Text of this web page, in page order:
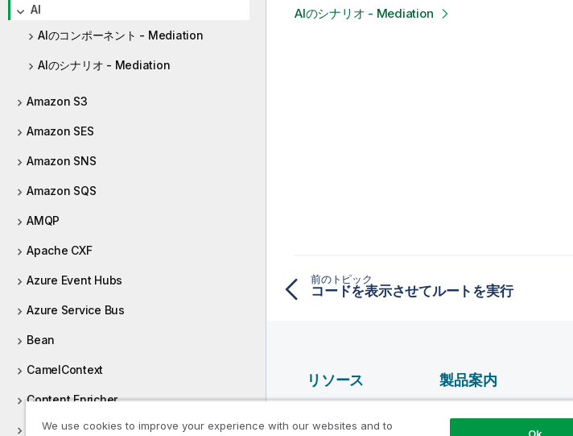
AI
AIのコンポーネント - Mediation
AIのシナリオ - Mediation
Amazon S3
Amazon SES
Amazon SNS
Amazon SQS
AMQP
Apache CXF
Azure Event Hubs
Azure Service Bus
Bean
CamelContext
Content Enricher
ConvertBody
AIのシナリオ - Mediation
前のトピック
コードを表示させてルートを実行
リソース
Qlik Developer
製品案内
品質
We use cookies to improve your experience with our websites and to